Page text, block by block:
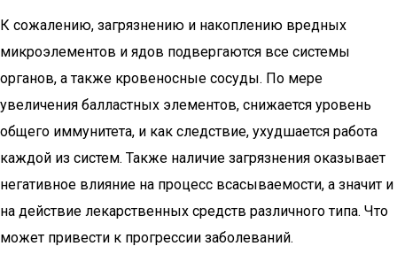
К сожалению, загрязнению и накоплению вредных
микроэлементов и ядов подвергаются все системы
органов, а также кровеносные сосуды. По мере
увеличения балластных элементов, снижается уровень
общего иммунитета, и как следствие, ухудшается работа
каждой из систем. Также наличие загрязнения оказывает
негативное влияние на процесс всасываемости, а значит и
на действие лекарственных средств различного типа. Что
может привести к прогрессии заболеваний.